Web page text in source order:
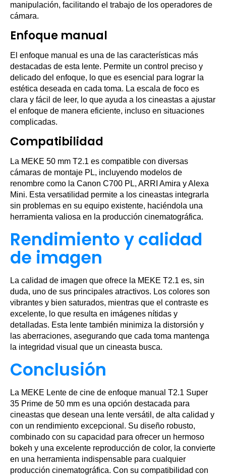
manipulación, facilitando el trabajo de los operadores de
cámara.
Enfoque manual
El enfoque manual es una de las características más
destacadas de esta lente. Permite un control preciso y
delicado del enfoque, lo que es esencial para lograr la
estética deseada en cada toma. La escala de foco es
clara y fácil de leer, lo que ayuda a los cineastas a ajustar
el enfoque de manera eficiente, incluso en situaciones
complicadas.
Compatibilidad
La MEKE 50 mm T2.1 es compatible con diversas
cámaras de montaje PL, incluyendo modelos de
renombre como la Canon C700 PL, ARRI Amira y Alexa
Mini. Esta versatilidad permite a los cineastas integrarla
sin problemas en su equipo existente, haciéndola una
herramienta valiosa en la producción cinematográfica.
Rendimiento y calidad
de imagen
La calidad de imagen que ofrece la MEKE T2.1 es, sin
duda, uno de sus principales atractivos. Los colores son
vibrantes y bien saturados, mientras que el contraste es
excelente, lo que resulta en imágenes nítidas y
detalladas. Esta lente también minimiza la distorsión y
las aberraciones, asegurando que cada toma mantenga
la integridad visual que un cineasta busca.
Conclusión
La MEKE Lente de cine de enfoque manual T2.1 Super
35 Prime de 50 mm es una opción destacada para
cineastas que desean una lente versátil, de alta calidad y
con un rendimiento excepcional. Su diseño robusto,
combinado con su capacidad para ofrecer un hermoso
bokeh y una excelente reproducción de color, la convierte
en una herramienta indispensable para cualquier
producción cinematográfica. Con su compatibilidad con